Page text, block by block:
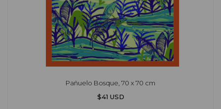
Pañuelo Bosque, 70 x 70 cm
$41 USD